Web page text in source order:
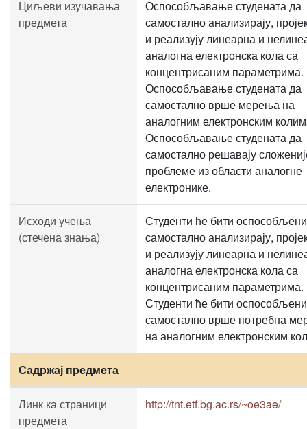
Циљеви изучавања
предмета
Оспособљавање студената да
самостално анализирају,
и реализују линеарна и
аналогна електронска кола са
концентрисаним параметрима.
Оспособљавање студената да
самостално врше мерења на
аналогним електронским
Оспособљавање студената да
самостално решавају
проблеме из области аналогне
електронике.
Исходи учења
(стечена знања)
Студенти ће бити
самостално анализирају,
и реализују линеарна и
аналогна електронска кола са
концентрисаним параметрима.
Студенти ће бити
самостално врше потребна
на аналогним електронским
Садржај предмета
Линк ка страници
предмета
http://tnt.etf.bg.ac.rs/~oe3ae/